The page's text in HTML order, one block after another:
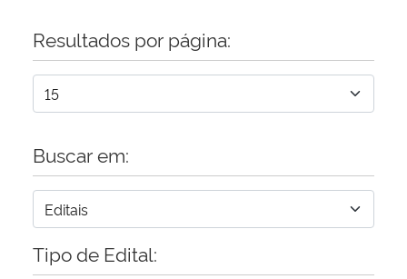
Resultados por página:
Buscar em:
Tipo de Edital: